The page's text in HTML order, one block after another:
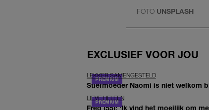
FOTO UNSPLASH
EXCLUSIEF VOOR JOU
LEKKER SAMENGESTELD
Stiefmoeder Naomi is niet welkom
LIEVE HELEEN
Fred (55): 'Ik vind het moeilijk om